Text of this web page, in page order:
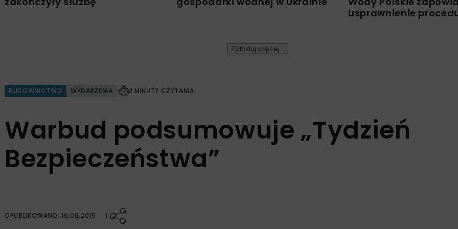
usprawnienie
Załaduj więcej...
BUDOWNICTWO WYDARZENIA 2 MINUTY CZYTANIA
Warbud podsumowuje „Tydzień
Bezpieczeństwa”
OPUBLIKOWANO: 16.06.2015